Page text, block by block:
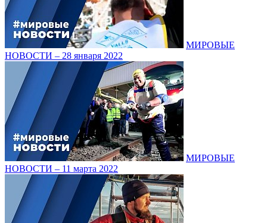
МИРОВЫЕ
НОВОСТИ – 28 января 2022
МИРОВЫЕ
НОВОСТИ – 11 марта 2022